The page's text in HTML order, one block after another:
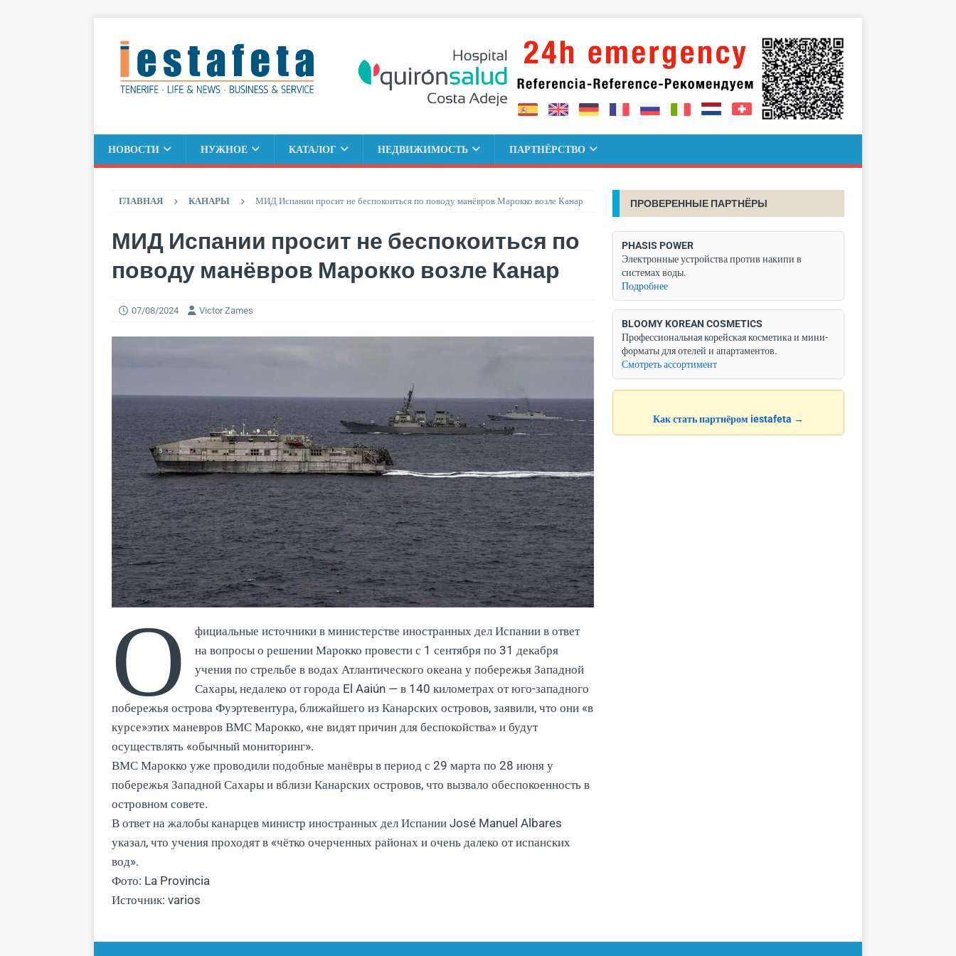
НОВОСТИ НУЖНОЕ КАТАЛОГ НЕДВИЖИМОСТЬ ПАРТНЁРСТВО
ГЛАВНАЯ КАНАРЫ МИД Испании просит не беспокоиться по поводу манёвров Марокко возле Канар
МИД Испании просит не беспокоиться по
поводу манёвров Марокко возле Канар
07/08/2024 Victor Zames
О
фициальные источники в министерстве иностранных дел Испании в ответ
на вопросы о решении Марокко провести с 1 сентября по 31 декабря
учения по стрельбе в водах Атлантического океана у побережья Западной
Сахары, недалеко от города El Aaiún — в 140 километрах от юго-западного
побережья острова Фуэртевентура, ближайшего из Канарских островов, заявили, что они «в
курсе»этих маневров ВМС Марокко, «не видят причин для беспокойства» и будут
осуществлять «обычный мониторинг».
ВМС Марокко уже проводили подобные манёвры в период с 29 марта по 28 июня у
побережья Западной Сахары и вблизи Канарских островов, что вызвало обеспокоенность в
островном совете.
В ответ на жалобы канарцев министр иностранных дел Испании José Manuel Albares
указал, что учения проходят в «чётко очерченных районах и очень далеко от испанских
вод».
Фото: La Provincia
Источник: varios
ПРОВЕРЕННЫЕ ПАРТНЁРЫ
PHASIS POWER
Электронные устройства против накипи в
системах воды.
Подробнее
BLOOMY KOREAN COSMETICS
Профессиональная корейская косметика и мини-
форматы для отелей и апартаментов.
Смотреть ассортимент
Как стать партнёром iestafeta →